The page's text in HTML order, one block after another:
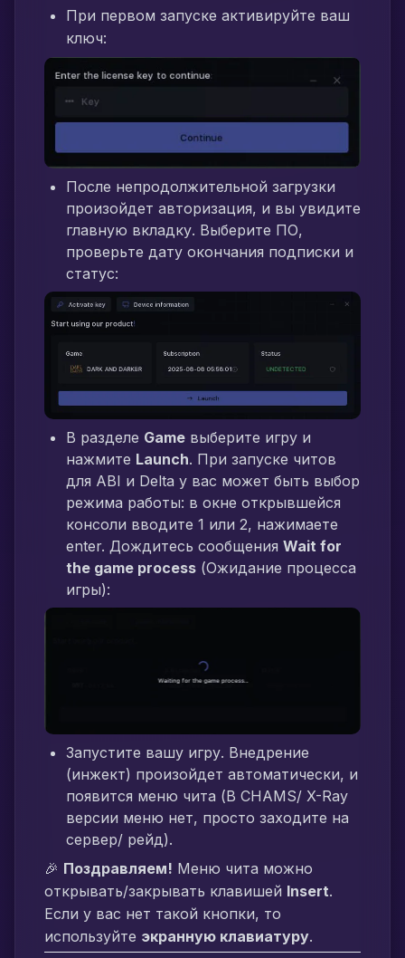
При первом запуске активируйте ваш
ключ:
После непродолжительной загрузки
произойдет авторизация, и вы увидите
главную вкладку. Выберите ПО,
проверьте дату окончания подписки и
статус:
В разделе Game выберите игру и
нажмите Launch. При запуске читов
для ABI и Delta у вас может быть выбор
режима работы: в окне открывшейся
консоли вводите 1 или 2, нажимаете
enter. Дождитесь сообщения Wait for
the game process (Ожидание процесса
игры):
Запустите вашу игру. Внедрение
(инжект) произойдет автоматически, и
появится меню чита (В CHAMS/ X-Ray
версии меню нет, просто заходите на
сервер/ рейд).
🎉 Поздравляем! Меню чита можно
открывать/закрывать клавишей Insert.
Если у вас нет такой кнопки, то
используйте экранную клавиатуру.